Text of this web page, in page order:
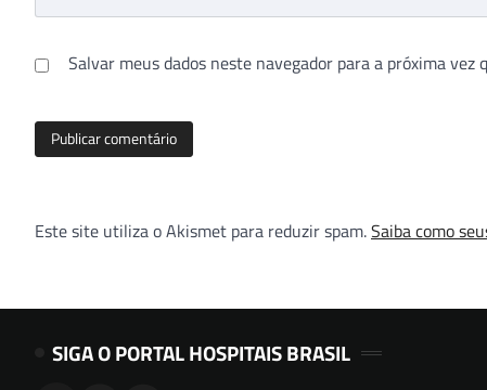
Salvar meus dados neste navegador para a próxima vez
Este site utiliza o Akismet para reduzir spam.Saiba como
SIGA O PORTAL HOSPITAIS BRASIL